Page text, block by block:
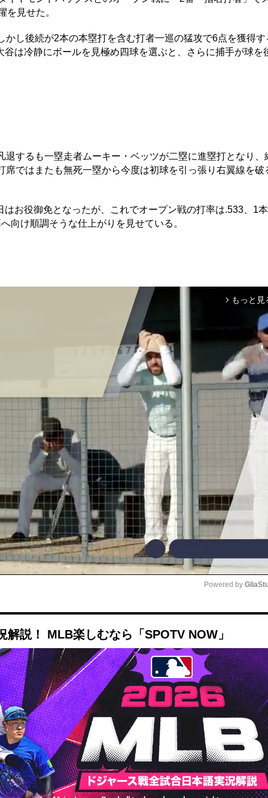
を見せた。
し後続が2本の本塁打を含む打者一巡の猛攻で6点を獲得す
は冷静にボールを見極め四球を選ぶと、さらに捕手が球を
するも一塁走者ムーキー・ベッツが二塁に進塁打となり、
ではまたも無死一塁から今度は初球を引っ張り右翼線を破
お役御免となったが、これでオープン戦の打率は.533、1
向け順調そうな仕上がりを見せている。
arrow_forward_ios もっと見
Powered by
説！ MLB楽しむなら「SPOTV NOW」